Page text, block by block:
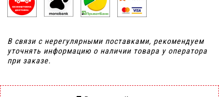
В связи с нерегулярными поставками, рекомендуем
уточнять информацию о наличии товара у оператора
при заказе.